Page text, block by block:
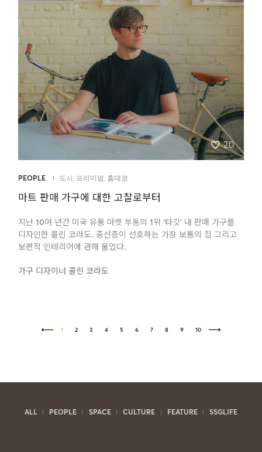
20
PEOPLE 도시, 프리미엄, 홈데코
마트 판매 가구에 대한 고찰로부터
지난 10여 년간 미국 유통 마켓 부동의 1위 ‘타깃’ 내 판매 가구를
디자인한 콜린 코라도. 중산층이 선호하는 가장 보통의 집 그리고
보편적 인테리어에 관해 물었다.
가구 디자이너 콜린 코라도
1 2 3 4 5 6 7 8 9 10
ALL PEOPLE SPACE CULTURE FEATURE SSGLIFE